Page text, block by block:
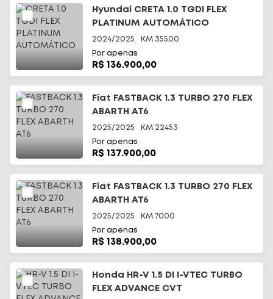
Hyundai CRETA 1.0 TGDI FLEX
PLATINUM AUTOMÁTICO
2024/2025 KM 35500
Por apenas
R$ 136.900,00
Fiat FASTBACK 1.3 TURBO 270 FLEX
ABARTH AT6
2025/2025 KM 22453
Por apenas
R$ 137.900,00
Fiat FASTBACK 1.3 TURBO 270 FLEX
ABARTH AT6
2025/2025 KM 7000
Por apenas
R$ 138.900,00
Honda HR-V 1.5 DI I-VTEC TURBO
FLEX ADVANCE CVT